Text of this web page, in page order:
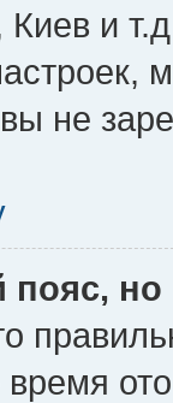
и
не
пояс,
время